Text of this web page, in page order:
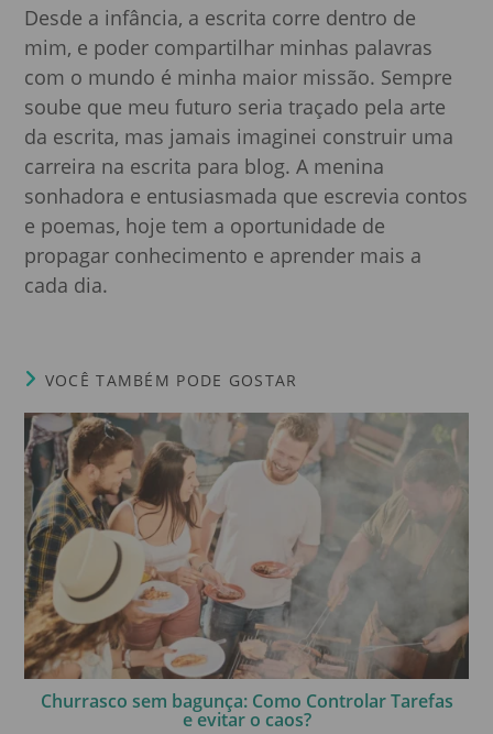
Desde a infância, a escrita corre dentro de
mim, e poder compartilhar minhas palavras
com o mundo é minha maior missão. Sempre
soube que meu futuro seria traçado pela arte
da escrita, mas jamais imaginei construir uma
carreira na escrita para blog. A menina
sonhadora e entusiasmada que escrevia contos
e poemas, hoje tem a oportunidade de
propagar conhecimento e aprender mais a
cada dia.
VOCÊ TAMBÉM PODE GOSTAR
Churrasco sem bagunça: Como Controlar Tarefas
e evitar o caos?